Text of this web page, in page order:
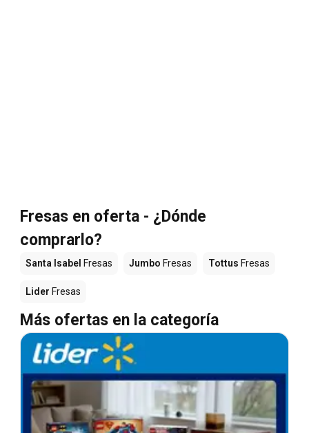
Fresas en oferta - ¿Dónde
comprarlo?
Santa Isabel Fresas Jumbo Fresas Tottus Fresas
Lider Fresas
Más ofertas en la categoría